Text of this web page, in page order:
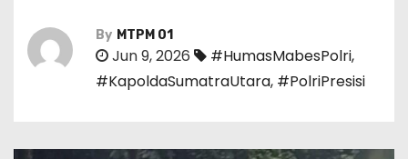
By MTPM 01
Jun 9, 2026 #HumasMabesPolri,
#KapoldaSumatraUtara, #PolriPresisi